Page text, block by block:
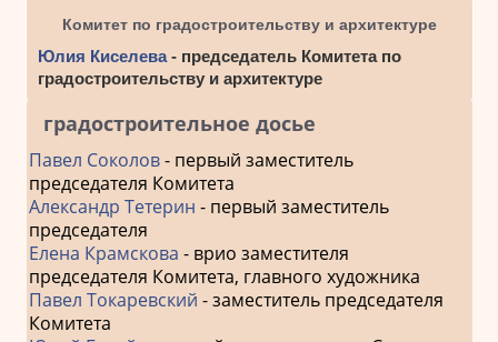
Комитет по градостроительству и архитектуре
Юлия Киселева- председатель Комитета по
градостроительству и архитектуре
градостроительное досье
Павел Соколов- первый заместитель
председателя Комитета
Александр Тетерин - первый заместитель
председателя
Елена Крамскова - врио заместителя
председателя Комитета, главного художника
Павел Токаревский - заместитель председателя
Комитета